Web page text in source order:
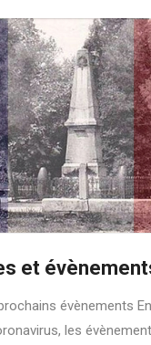
et
évènements
les